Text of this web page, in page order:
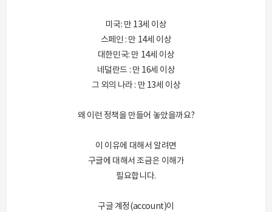
미국: 만 13세 이상
스페인 : 만 14세 이상
대한민국: 만 14세 이상
네덜란드 : 만 16세 이상
그 외의 나라 : 만 13세 이상
왜 이런 정책을 만들어 놓았을까요?
이 이유에 대해서 알려면
구글에 대해서 조금은 이해가
필요합니다.
구글 계정(account)이